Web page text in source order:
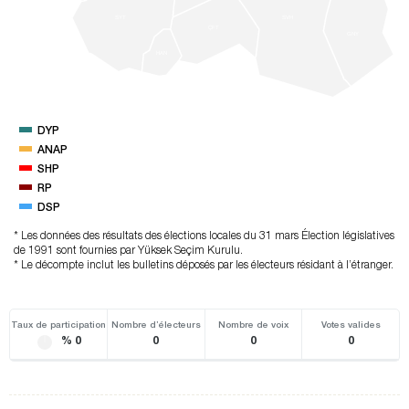
DYP
ANAP
SHP
RP
DSP
* Les données des résultats des élections locales du 31 mars Élection législatives
de 1991 sont fournies par Yüksek Seçim Kurulu.
* Le décompte inclut les bulletins déposés par les électeurs résidant à l’étranger.
Taux de participation
% 0
Nombre d’électeurs
0
Nombre de voix
0
Votes valides
0